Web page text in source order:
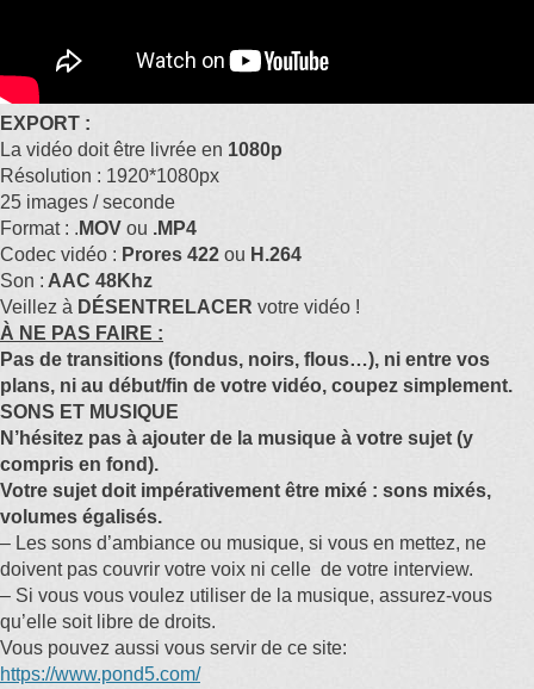
EXPORT :
La vidéo doit être livrée en 1080p
Résolution : 1920*1080px
25 images / seconde
Format : . MOV ou .MP4
Codec vidéo : Prores 422 ou H.264
Son : AAC 48Khz
Veillez à DÉSENTRELACER votre vidéo !
À NE PAS FAIRE :
Pas de transitions (fondus, noirs, flous…), ni entre vos
plans, ni au début/fin de votre vidéo, coupez simplement.
SONS ET MUSIQUE
N’hésitez pas à ajouter de la musique à votre sujet (y
compris en fond).
Votre sujet doit impérativement être mixé : sons mixés,
volumes égalisés.
– Les sons d’ambiance ou musique, si vous en mettez, ne
doivent pas couvrir votre voix ni celle de votre interview.
– Si vous vous voulez utiliser de la musique, assurez-vous
qu’elle soit libre de droits.
Vous pouvez aussi vous servir de ce site:
https://www.pond5.com/